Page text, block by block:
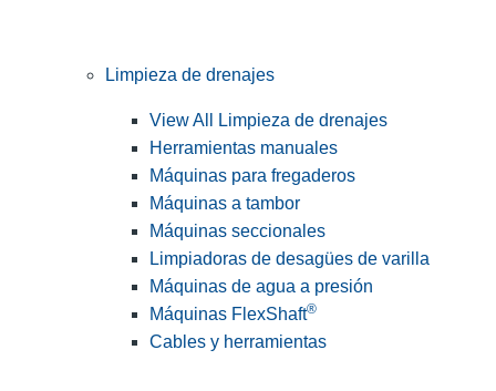
Limpieza de drenajes
View All Limpieza de drenajes
Herramientas manuales
Máquinas para fregaderos
Máquinas a tambor
Máquinas seccionales
Limpiadoras de desagües de varilla
Máquinas de agua a presión
Máquinas FlexShaft®
Cables y herramientas